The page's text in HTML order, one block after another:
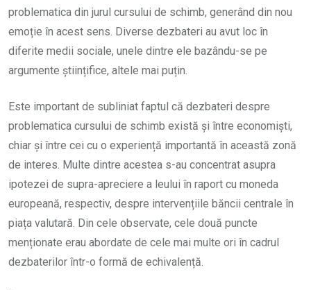
problematica din jurul cursului de schimb, generând din nou
emoție în acest sens. Diverse dezbateri au avut loc în
diferite medii sociale, unele dintre ele bazându-se pe
argumente științifice, altele mai puțin.
Este important de subliniat faptul că dezbateri despre
problematica cursului de schimb există și între economiști,
chiar și între cei cu o experiență importantă în această zonă
de interes. Multe dintre acestea s-au concentrat asupra
ipotezei de supra-apreciere a leului în raport cu moneda
europeană, respectiv, despre intervențiile băncii centrale în
piața valutară. Din cele observate, cele două puncte
menționate erau abordate de cele mai multe ori în cadrul
dezbaterilor într-o formă de echivalență.